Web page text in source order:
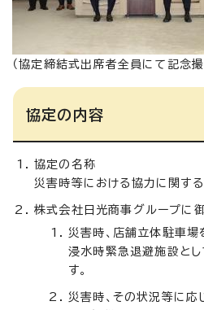
（協定締結式出席者全員にて記念撮
協定の内容
協定の名称
災害時等における協力に関す
株式会社日光商事グループに
災害時、店舗立体駐車
浸水時緊急退避施設と
す。
災害時、その状況等に応